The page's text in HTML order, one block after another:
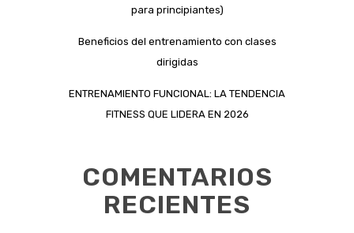
para principiantes)
Beneficios del entrenamiento con clases
dirigidas
ENTRENAMIENTO FUNCIONAL: LA TENDENCIA
FITNESS QUE LIDERA EN 2026
COMENTARIOS
RECIENTES